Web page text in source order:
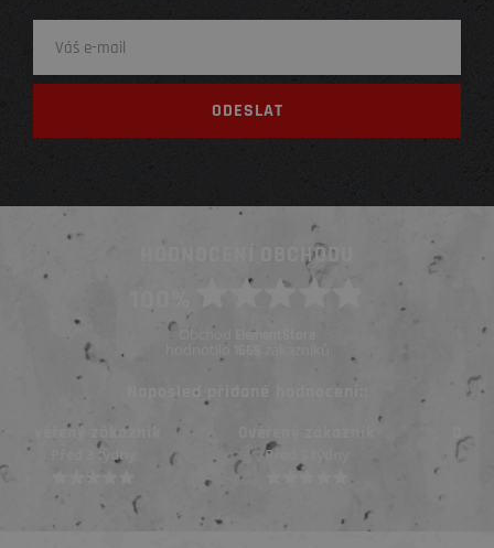
HODNOCENÍ OBCHODU
Obchod ElementStore
hodnotilo
Naposled přidané hodnocení::
Ověřený zákazník
Před 3 týdny